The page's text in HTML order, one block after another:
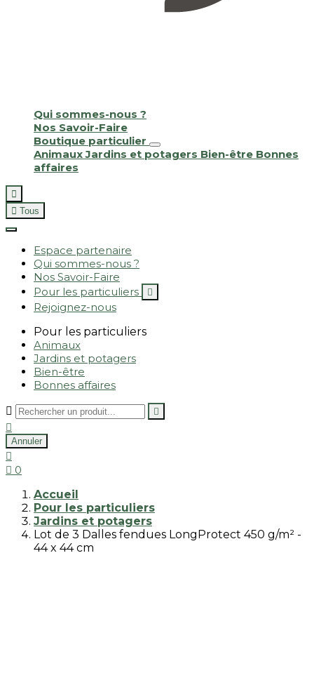
Qui sommes-nous ?
Nos Savoir-Faire
Boutique particulier
AnimauxJardins et potagers Bien-être Bonnes
affaires

 Tous
Espace partenaire
Qui sommes-nous ?
Nos Savoir-Faire
Pour les particuliers

Rejoignez-nous
Pour les particuliers
Animaux
Jardins et potagers
Bien-être
Bonnes affaires



Annuler

 0
Accueil
Pour les particuliers
Jardins et potagers
Lot de 3 Dalles fendues LongProtect 450 g/m² -
44 x 44 cm